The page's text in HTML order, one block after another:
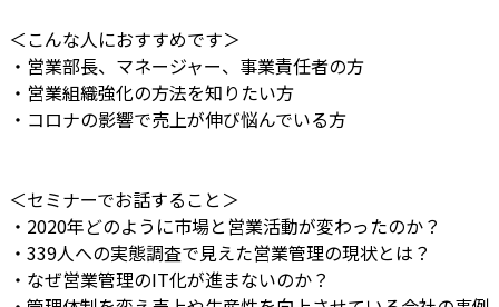
＜こんな人におすすめです＞
・営業部長、マネージャー、事業責任者の方
・営業組織強化の方法を知りたい方
・コロナの影響で売上が伸び悩んでいる方
＜セミナーでお話すること＞
・2020年どのように市場と営業活動が変わったのか？
・339人への実態調査で見えた営業管理の現状とは？
・なぜ営業管理のIT化が進まないのか？